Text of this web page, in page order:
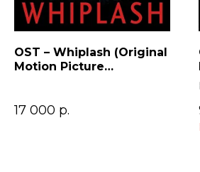
OST – Whiplash (Original
Motion Picture
17 000 р.